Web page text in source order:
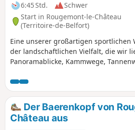
6:45 Std.
Schwer
Start in Rougemont-le-Château
(Territoire-de-Belfort)
Eine unserer großartigen sportlichen
der landschaftlichen Vielfalt, die wir
Panoramablicke, Kammwege,
einer „Grünen Scheibe“ markiert.
Der Baerenkopf von
Château aus